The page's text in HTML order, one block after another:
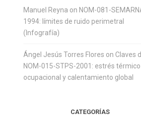
Manuel Reyna on NOM-081-
1994: límites de ruido perimetral
(Infografía)
Ángel Jesús Torres Flores on Claves
NOM-015-STPS-2001: estrés térmico
ocupacional y calentamiento global
CATEGORÍAS